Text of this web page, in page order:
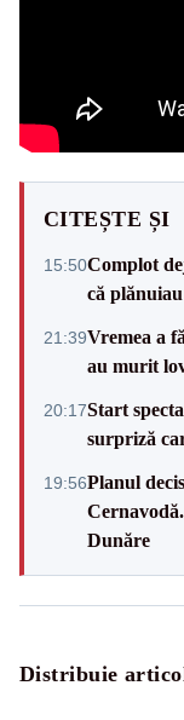
CITEȘTE ȘI
15:50Complot
că
21:39Vremea a
au murit
20:17Start
surpriză
19:56Planul
Dunăre
Distribuie